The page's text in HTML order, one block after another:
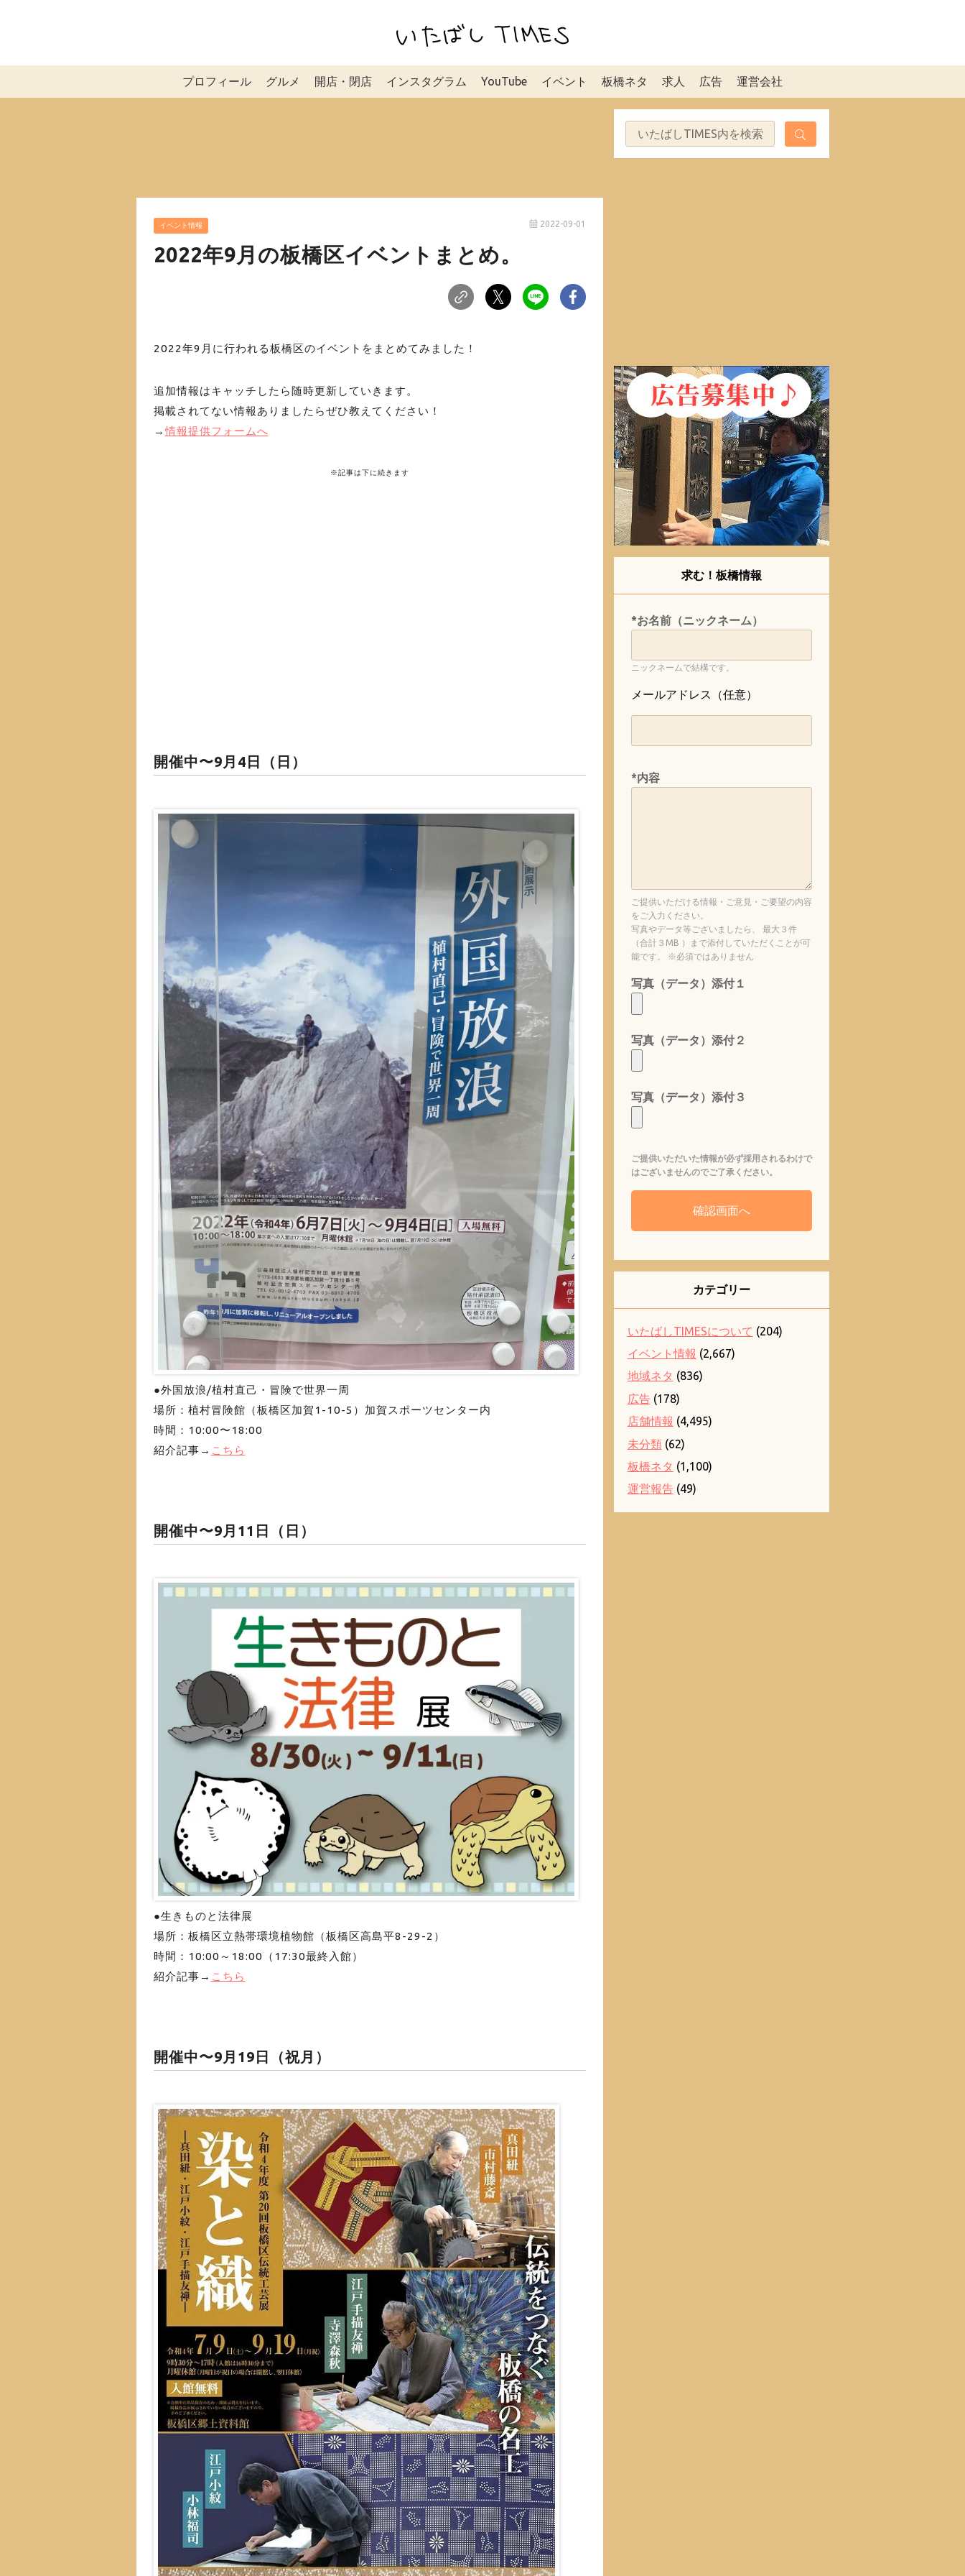
プロフィール グルメ 開店・閉店 インスタグラム YouTube イベント 板橋ネタ 求人 広告 運営会社
イベント情報 2022-09-01
2022年9月の板橋区イベントまとめ。
2022年9月に行われる板橋区のイベントをまとめてみました！
追加情報はキャッチしたら随時更新していきます。
掲載されてない情報ありましたらぜひ教えてください！
→情報提供フォームへ
※記事は下に続きます
開催中〜9月4日（日）
●外国放浪/植村直己・冒険で世界一周
場所：植村冒険館（板橋区加賀1-10-5）加賀スポーツセンター内
時間：10:00〜18:00
紹介記事→ こちら
開催中〜9月11日（日）
●生きものと法律展
場所：板橋区立熱帯環境植物館（板橋区⾼島平8-29-2）
時間：10:00～18:00（17:30最終入館）
紹介記事→ こちら
開催中〜9月19日（祝月）
求む！板橋情報
*お名前（ニックネーム）
ニックネームで結構です。
メールアドレス（任意）
*内容
ご提供いただける情報・ご意見・ご要望の内容
をご入力ください。
写真やデータ等ございましたら、 最大３件
（合計３MB ）まで添付していただくことが可
能です。 ※必須ではありません
写真（データ）添付１
写真（データ）添付２
写真（データ）添付３
ご提供いただいた情報が必ず採用されるわけで
はございませんのでご了承ください。
カテゴリー
いたばしTIMESについて (204)
イベント情報 (2,667)
地域ネタ (836)
広告(178)
店舗情報 (4,495)
未分類(62)
板橋ネタ (1,100)
運営報告(49)